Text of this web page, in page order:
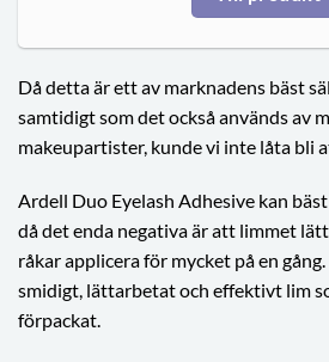
Då detta är ett av marknadens bäst
samtidigt som det också används av
makeupartister, kunde vi inte låta bli
Ardell Duo Eyelash Adhesive kan bäst
då det enda negativa är att limmet
råkar applicera för mycket på en
smidigt, lättarbetat och effektivt lim
förpackat.